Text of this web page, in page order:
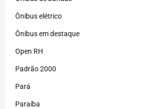
Ônibus elétrico
Ônibus em destaque
Open RH
Padrão 2000
Pará
Paraíba